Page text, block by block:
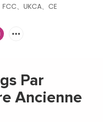
FCC、UKCA、CE
Par
Ancienne